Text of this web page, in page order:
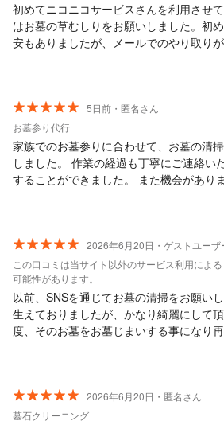
初めてニコニコサービスさんを利用させてい
はお墓の草むしりをお願いしました。初
安もありましたが、メールでのやり取り
仕事ぶりがよく分かりました。 除草だけでなく、お墓の苔までき
れいに取り、水洗いまでしていただいて
れいになっていました。 自分ではなかなかできない作業だったの
で、本当に感謝しています。お願いして
うございました。
5日前・匿名さん
お墓参り代行
家族でのお墓参りに合わせて、お墓の清
しました。 作業の経過も丁寧にご連絡い
することができました。 また機会があり
2026年6月20日・ゲストユーザ
この口コミは当サイト以外のサービス利用によ
可能性があります。
以前、SNSを通じてお墓の清掃をお願い
生えておりましたが、かなり綺麗にして
度、そのお墓をお墓じまいする事になり
したが、整地まで綺麗にして頂き、なお
2026年6月20日・匿名さん
墓石クリーニング